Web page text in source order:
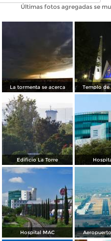
Últimas fotos agregadas se
La tormenta se acerca Templo de
Edificio La Torre
Hospital MAC